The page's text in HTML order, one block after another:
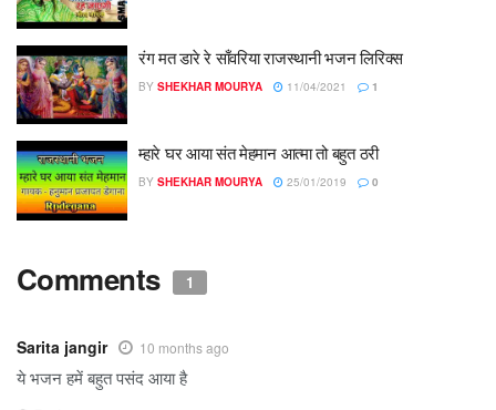
रंग मत डारे रे साँवरिया राजस्थानी भजन लिरिक्स
BY SHEKHAR MOURYA 11/04/2021 1
म्हारे घर आया संत मेहमान आत्मा तो बहुत ठरी
BY SHEKHAR MOURYA 25/01/2019 0
Comments 1
Sarita jangir 10 months ago
ये भजन हमें बहुत पसंद आया है